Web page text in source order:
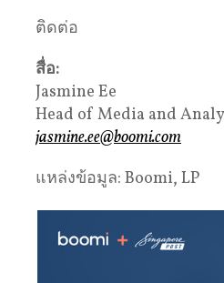
ติดต่อ
สื่อ:
Jasmine Ee
Head of Media and
jasmine.ee@boomi.com
แหล่งข้อมูล: Boomi, LP